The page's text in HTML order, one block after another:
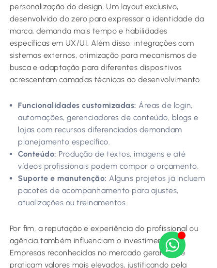
personalização do design. Um layout exclusivo,
desenvolvido do zero para expressar a identidade da
marca, demanda mais tempo e habilidades
específicas em UX/UI. Além disso, integrações com
sistemas externos, otimização para mecanismos de
busca e adaptação para diferentes dispositivos
acrescentam camadas técnicas ao desenvolvimento.
Funcionalidades customizadas: Áreas de login,
automações, gerenciadores de conteúdo, blogs e
lojas com recursos diferenciados demandam
planejamento específico.
Conteúdo: Produção de textos, imagens e até
vídeos profissionais podem compor o orçamento.
Suporte e manutenção: Alguns projetos já incluem
pacotes de acompanhamento para ajustes,
atualizações ou treinamentos.
Por fim, a reputação e experiência do profissional ou
agência também influenciam o investimento.
Empresas reconhecidas no mercado geralmente
praticam valores mais elevados, justificando pela